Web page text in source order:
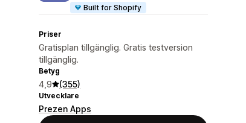
Built for Shopify
Priser
Gratisplan tillgänglig. Gratis testversion
tillgänglig.
Betyg
4,9 (355)
Utvecklare
Prezen Apps